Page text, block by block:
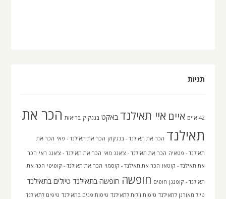
תגיות
42 איים איים איי תאילנד באקט בנגקוק בריאות הכר את
תאילנד הכר את תאילנד - בנגקוק הכר את תאילנד - פאי הכר את
תאילנד - פטאיה הכר את תאילנד - צ'אנג מאי הכר את תאילנד - צ'אנג ראי הכר
את תאילנד - קוטאו הכר את תאילנד - קוסמוי הכר את תאילנד - קופיפי הכר את
תאילנד - קופנגן חופים חופשה חופשה בתאילנד טיולים בתאילנד
טיול מאורגן לתאילנד טיסות זולות לתאילנד טיסות פנים בתאילנד טיפים לתאילנד